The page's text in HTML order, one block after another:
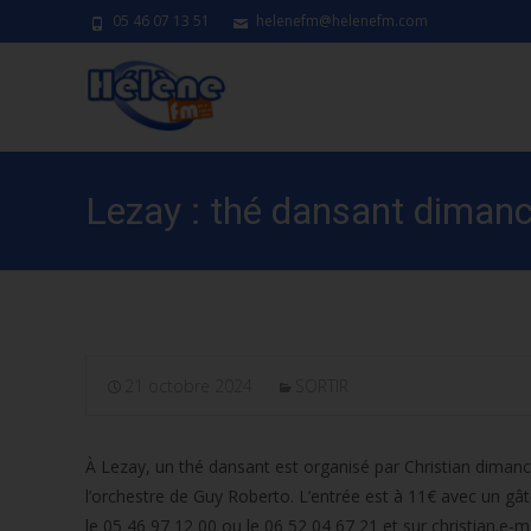
05 46 07 13 51 helenefm@helenefm.com
Lezay : thé dansant
À Lezay, un thé dansant est organisé par Christian
l’orchestre de Guy Roberto. L’entrée est à 11€ avec un
le 05 46 97 12 00 ou le 06 52 04 67 21 et sur christian.e-